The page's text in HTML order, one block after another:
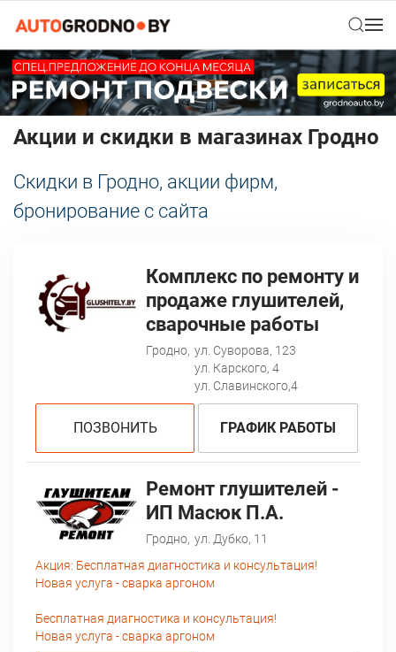
Акции и скидки в магазинах Гродно
Скидки в Гродно, акции фирм,
бронирование с сайта
Комплекс по ремонту и
продаже глушителей,
сварочные работы
Гродно, ул. Суворова, 123
ул. Карского, 4
ул. Славинского,4
ПОЗВОНИТЬ ГРАФИК РАБОТЫ
Ремонт глушителей -
ИП Масюк П.А.
Гродно, ул. Дубко, 11
Акция: Бесплатная диагностика и консультация!
Новая услуга - сварка аргоном
Бесплатная диагностика и консультация!
Новая услуга - сварка аргоном